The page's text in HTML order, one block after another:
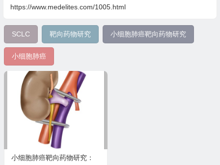
https://www.medelites.com/1005.html
SCLC 靶向药物研究 小细胞肺癌靶向药物研究
小细胞肺癌
小细胞肺癌靶向药物研究：